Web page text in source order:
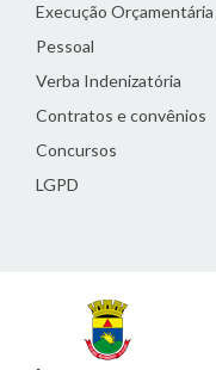
Execução Orçamentária
Pessoal
Verba Indenizatória
Contratos e convênios
Concursos
LGPD